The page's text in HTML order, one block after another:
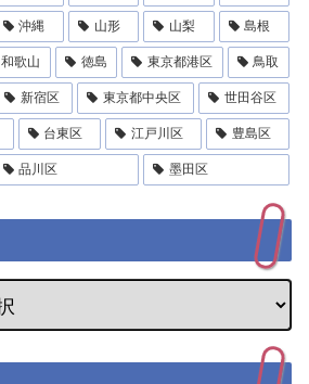
沖縄 山形 山梨 島根
和歌山 徳島 東京都港区 鳥取
新宿区 東京都中央区 世田谷区
台東区 江戸川区 豊島区
品川区 墨田区